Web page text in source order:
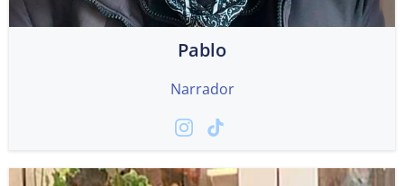
Pablo
Narrador